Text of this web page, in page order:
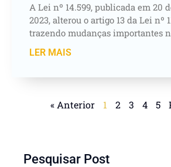
A Lei nº 14.599, publicada em 20
2023, alterou o artigo 13 da Lei nº
trazendo mudanças importantes
LER MAIS
« Anterior 1 2 3 4 5
Pesquisar Post